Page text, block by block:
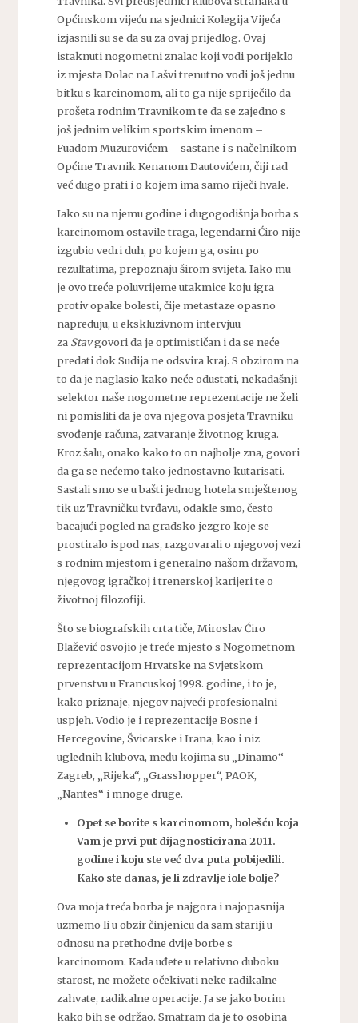
Općinskom vijeću na sjednici Kolegija Vijeća
izjasnili su se da su za ovaj prijedlog. Ovaj
istaknuti nogometni znalac koji vodi porijeklo
iz mjesta Dolac na Lašvi trenutno vodi još jednu
bitku s karcinomom, ali to ga nije spriječilo da
prošeta rodnim Travnikom te da se zajedno s
još jednim velikim sportskim imenom –
Fuadom Muzurovićem – sastane i s načelnikom
Općine Travnik Kenanom Dautovićem, čiji rad
već dugo prati i o kojem ima samo riječi hvale.
Iako su na njemu godine i dugogodišnja borba s
karcinomom ostavile traga, legendarni Ćiro nije
izgubio vedri duh, po kojem ga, osim po
rezultatima, prepoznaju širom svijeta. Iako mu
je ovo treće poluvrijeme utakmice koju igra
protiv opake bolesti, čije metastaze opasno
napreduju, u ekskluzivnom intervjuu
za Stavgovori da je optimističan i da se neće
predati dok Sudija ne odsvira kraj. S obzirom na
to da je naglasio kako neće odustati, nekadašnji
selektor naše nogometne reprezentacije ne želi
ni pomisliti da je ova njegova posjeta Travniku
svođenje računa, zatvaranje životnog kruga.
Kroz šalu, onako kako to on najbolje zna, govori
da ga se nećemo tako jednostavno kutarisati.
Sastali smo se u bašti jednog hotela smještenog
tik uz Travničku tvrđavu, odakle smo, često
bacajući pogled na gradsko jezgro koje se
prostiralo ispod nas, razgovarali o njegovoj vezi
s rodnim mjestom i generalno našom državom,
njegovog igračkoj i trenerskoj karijeri te o
životnoj filozofiji.
Što se biografskih crta tiče, Miroslav Ćiro
Blažević osvojio je treće mjesto s Nogometnom
reprezentacijom Hrvatske na Svjetskom
prvenstvu u Francuskoj 1998. godine, i to je,
kako priznaje, njegov najveći profesionalni
uspjeh. Vodio je i reprezentacije Bosne i
Hercegovine, Švicarske i Irana, kao i niz
uglednih klubova, među kojima su „Dinamo“
Zagreb, „Rijeka“, „Grasshopper“, PAOK,
„Nantes“ i mnoge druge.
Opet se borite s karcinomom, bolešću koja
Vam je prvi put dijagnosticirana 2011.
godine i koju ste već dva puta pobijedili.
Kako ste danas, je li zdravlje iole bolje?
Ova moja treća borba je najgora i najopasnija
uzmemo li u obzir činjenicu da sam stariji u
odnosu na prethodne dvije borbe s
karcinomom. Kada uđete u relativno duboku
starost, ne možete očekivati neke radikalne
zahvate, radikalne operacije. Ja se jako borim
kako bih se održao. Smatram da je to osobina